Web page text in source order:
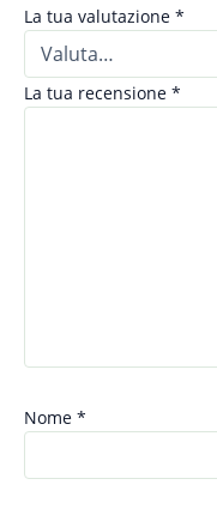
La tua valutazione *
La tua recensione *
Nome *